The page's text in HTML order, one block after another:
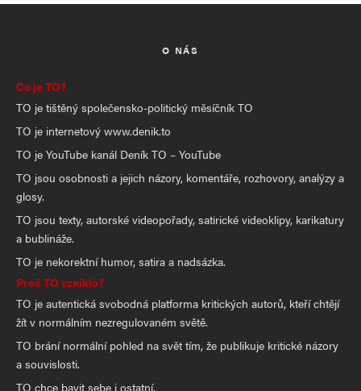
O NÁS
Co je TO?
TO je tištěný společensko-politický měsíčník TO
TO je internetový www.denik.to
TO je YouTube kanál Deník TO – YouTube
TO jsou osobnosti a jejich názory, komentáře, rozhovory, analýzy a
glosy.
TO jsou texty, autorské videopořady, satirické videoklipy, karikatury
a bublináže.
TO je nekorektní humor, satira a nadsázka.
Proč TO vzniklo?
TO je autentická svobodná platforma kritických autorů, kteří chtějí
žít v normálním nezregulovaném světě.
TO brání normální pohled na svět tím, že publikuje kritické názory
a souvislosti.
TO chce bavit sebe i ostatní.